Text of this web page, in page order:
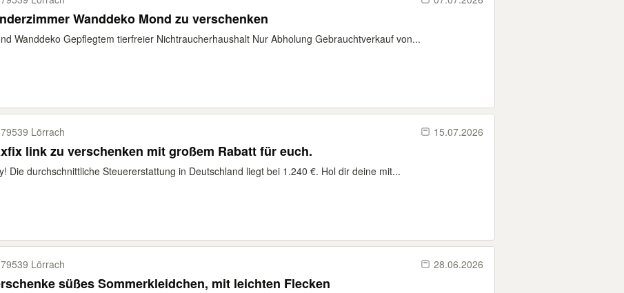
Wanddeko Mond zu verschenken
Wanddeko Gepflegtem tierfreier Nichtraucherhaushalt Nur Abholung Gebrauchtverkauf von...
79539 Lörrach 15.07.2026
link zu verschenken mit großem Rabatt für euch.
Die durchschnittliche Steuererstattung in Deutschland liegt bei 1.240 €. Hol dir deine mit...
79539 Lörrach 28.06.2026
süßes Sommerkleidchen, mit leichten Flecken